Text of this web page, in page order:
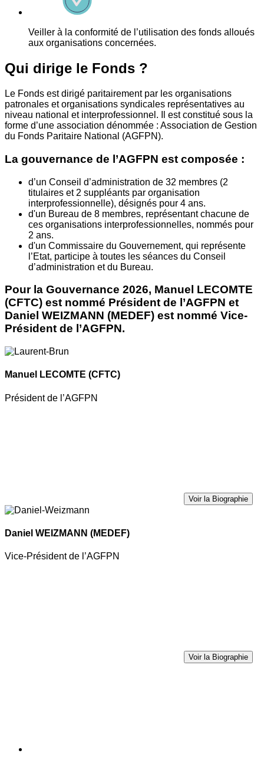
Veiller à la conformité de l’utilisation des fonds alloués
aux organisations concernées.
Qui dirige le Fonds ?
Le Fonds est dirigé paritairement par les organisations
patronales et organisations syndicales représentatives au
niveau national et interprofessionnel. Il est constitué sous la
forme d’une association dénommée : Association de Gestion
du Fonds Paritaire National (AGFPN).
La gouvernance de l’AGFPN est composée :
d’un Conseil d’administration de 32 membres (2
titulaires et 2 suppléants par organisation
interprofessionnelle), désignés pour 4 ans.
d'un Bureau de 8 membres, représentant chacune de
ces organisations interprofessionnelles, nommés pour
2 ans.
d'un Commissaire du Gouvernement, qui représente
l’Etat, participe à toutes les séances du Conseil
d’administration et du Bureau.
Pour la Gouvernance 2026, Manuel LECOMTE
(CFTC) est nommé Président de l’AGFPN et
Daniel WEIZMANN (MEDEF) est nommé Vice-
Président de l’AGFPN.
Manuel LECOMTE (CFTC)
Président de l’AGFPN
Voir la Biographie
Daniel WEIZMANN (MEDEF)
Vice-Président de l’AGFPN
Voir la Biographie